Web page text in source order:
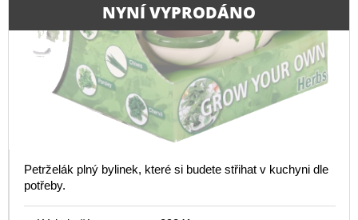
NYNÍ VYPRODÁNO
Petrželák plný bylinek, které si budete střihat v kuchyni dle
potřeby.